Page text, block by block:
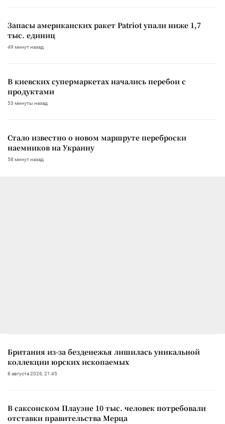
Запасы американских ракет Patriot упали ниже 1,7
тыс. единиц
49 минут назад
В киевских супермаркетах начались перебои с
продуктами
53 минуты назад
Стало известно о новом маршруте переброски
наемников на Украину
58 минут назад
Британия из-за безденежья лишилась уникальной
коллекции юрских ископаемых
8 августа 2026, 21:45
В саксонском Плауэне 10 тыс. человек потребовали
отставки правительства Мерца